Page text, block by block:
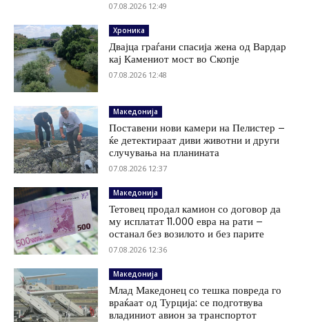
07.08.2026 12:49
Хроника
Двајца граѓани спасија жена од Вардар
кај Камениот мост во Скопје
07.08.2026 12:48
Македонија
Поставени нови камери на Пелистер –
ќе детектираат диви животни и други
случувања на планината
07.08.2026 12:37
Македонија
Тетовец продал камион со договор да
му исплатат 11.000 евра на рати –
останал без возилото и без парите
07.08.2026 12:36
Македонија
Млад Македонец со тешка повреда го
враќаат од Турција: се подготвува
владиниот авион за транспортот